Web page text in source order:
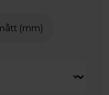
(mm)